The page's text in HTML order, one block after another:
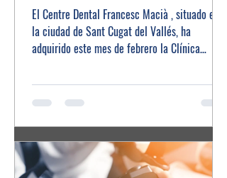
El Centre Dental Francesc Macià , situado en
la ciudad de Sant Cugat del Vallés, ha
adquirido este mes de febrero la Clínica